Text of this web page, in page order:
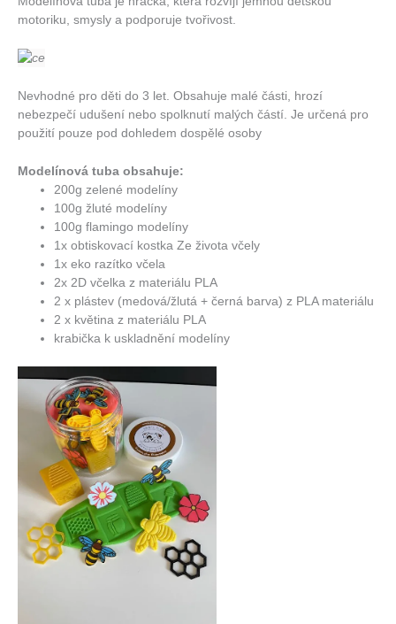
motoriku, smysly a podporuje tvořivost.
Nevhodné pro děti do 3 let. Obsahuje malé části, hrozí
nebezpečí udušení nebo spolknutí malých částí. Je určená pro
použití pouze pod dohledem dospělé osoby
Modelínová tuba obsahuje:
200g zelené modelíny
100g žluté modelíny
100g flamingo modelíny
1x obtiskovací kostka Ze života včely
1x eko razítko včela
2x 2D včelka z materiálu PLA
2 x plástev (medová/žlutá + černá barva) z PLA materiálu
2 x květina z materiálu PLA
krabička k uskladnění modelíny